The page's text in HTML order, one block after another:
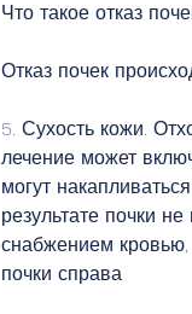
Что такое отказ
Отказ почек
5. Сухость кожи.
лечение может
могут
результате почки
снабжением
почки справа